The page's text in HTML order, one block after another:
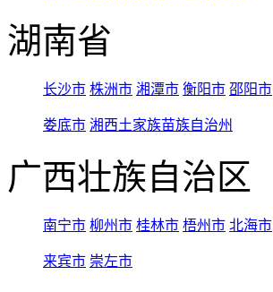
湖南省
长沙市 株洲市 湘潭市 衡阳市 邵阳市
娄底市 湘西土家族苗族自治州
广西壮族自治区
南宁市 柳州市 桂林市 梧州市 北海市
来宾市 崇左市